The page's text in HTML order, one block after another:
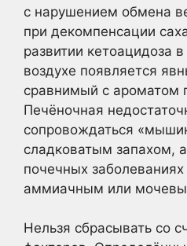
с нарушением обмена
при декомпенсации
развитии кетоацидоза
воздухе появляется
сравнимый с ароматом
Печёночная
сопровождаться
сладковатым запахом,
почечных
аммиачным или
Нельзя сбрасывать со